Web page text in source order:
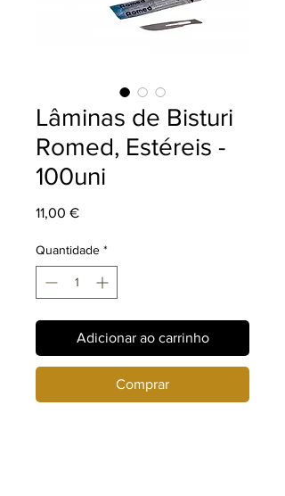
Lâminas de Bisturi
Romed, Estéreis -
100uni
11,00 €Preço
Quantidade *
Adicionar ao carrinho
Comprar